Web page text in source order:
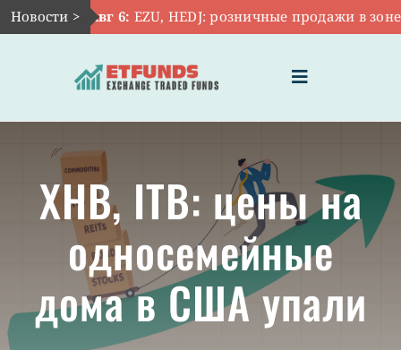
Skip
to
Новости >Авг 6: EZU, HEDJ: розничные продажи в зоне
Toggle
Navigation
ГЛАВНАЯ
ЧТО ТАКОЕ ETF
ИНВЕСТИЦИИ В ETF
ТЕМАТИЧЕСКИЕ ETF
XHB, ITB: цены на
односемейные
дома в США упали